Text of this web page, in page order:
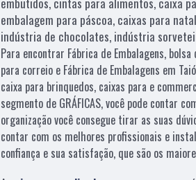
embalagem para páscoa, caixas para
indústria de chocolates, indústria
Para encontrar Fábrica de Embalagens,
para correio e Fábrica de Embalagens em
caixa para brinquedos, caixas para e
segmento de GRÁFICAS, você pode contar
organização você consegue tirar as suas
contar com os melhores profissionais e
confiança e sua satisfação, que são os